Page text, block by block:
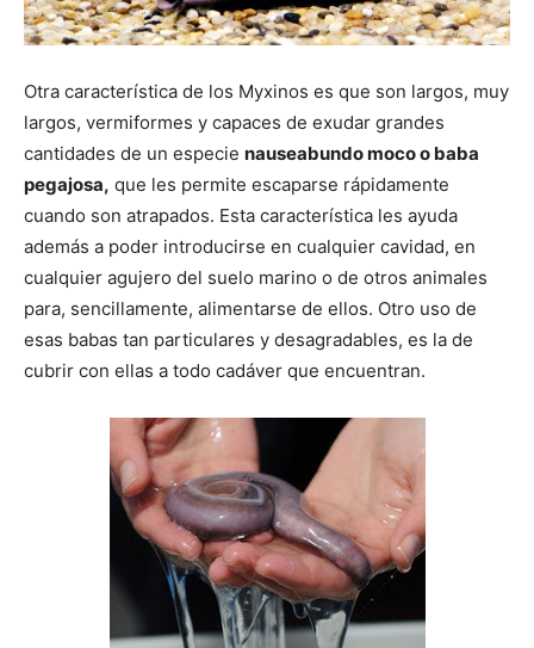
Otra característica de los Myxinos es que son largos, muy
largos, vermiformes y capaces de exudar grandes
cantidades de un especie nauseabundo moco o baba
pegajosa, que les permite escaparse rápidamente
cuando son atrapados. Esta característica les ayuda
además a poder introducirse en cualquier cavidad, en
cualquier agujero del suelo marino o de otros animales
para, sencillamente, alimentarse de ellos. Otro uso de
esas babas tan particulares y desagradables, es la de
cubrir con ellas a todo cadáver que encuentran.